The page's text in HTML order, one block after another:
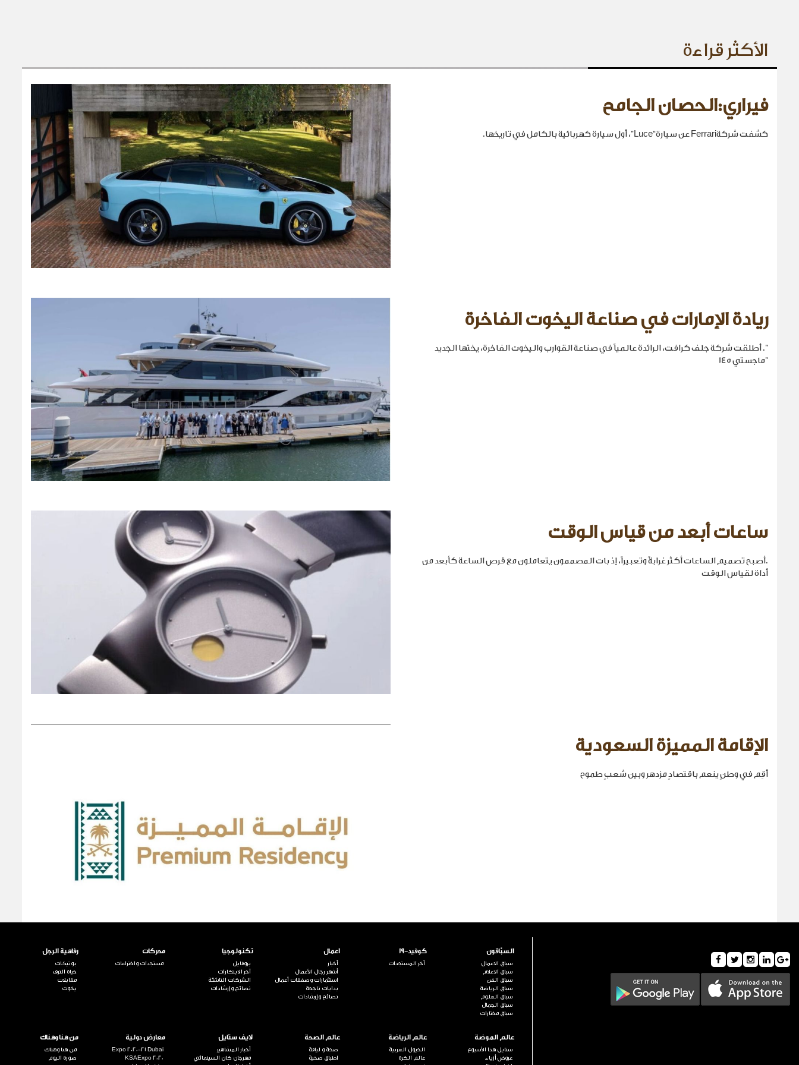
الأكثر قراءة
فيراري:الحصان الجامح
كشفت شركةFerrari عن سيارة“Luce”، أول سيارة كهربائية بالكامل في تاريخها.
ريادة الإمارات في صناعة اليخوت الفاخرة
". أطلقت شركة جلف كرافت، الرائدة عالمياً في صناعة القوارب واليخوت الفاخرة، يختها الجديد
"ماجستي 145
ساعات أبعد من قياس الوقت
.أصبح تصميم الساعات أكثر غرابةً وتعبيراً، إذ بات المصممون يتعاملون مع قرص الساعة كأبعد من
أداة لقياس الوقت
الإقامة المميزة السعودية
أقِم في وطنٍ ينعم باقتصادٍ مزدهر وبين شعبٍ طموح
السبّاقون
سباق الاعمال
سباق الاعلام
سباق الفن
سباق الرياضة
سباق العلوم
سباق الجمال
سباق مختارات
كوفيد-19
آخر المستجدات
اعمال
أخبار
أشهر رجال الأعمال
استثمارات وصفقات أعمال
بدايات ناجحة
نصائح وإرشادات
تكنولوجيا
بروفايل
آخر الابتكارات
الشركات الناشئة
نصائح وإرشادات
محركات
مستجدات واختراعات
رفاهية الرجل
بوتيكات
حياة الترف
مقابلات
يخوت
عالم الموضة
ستايل هذا الأسبوع
عروض أزياء
عالم الرياضة
الخيول العربية
عالم الكرة
عالم الصحة
صحة و لياقة
اطباق صحية
لايف ستايل
أخبار المشاهير
مهرجان كان السينمائي
معارض دولية
Expo 2020-21 Dubai
KSAExpo 2020
من هنا وهناك
من هنا وهناك
صورة اليوم